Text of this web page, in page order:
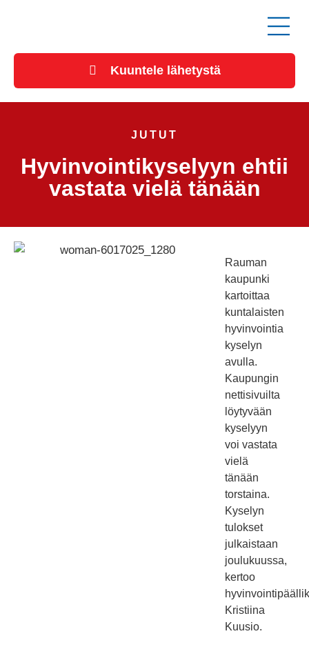
Kuuntele lähetystä
JUTUT
Hyvinvointikyselyyn ehtii
vastata vielä tänään
Rauman
kaupunki
kartoittaa
kuntalaisten
hyvinvointia
kyselyn
avulla.
Kaupungin
nettisivuilta
löytyvään
kyselyyn
voi vastata
vielä
tänään
torstaina.
Kyselyn
tulokset
julkaistaan
joulukuussa,
kertoo
Kristiina
Kuusio.